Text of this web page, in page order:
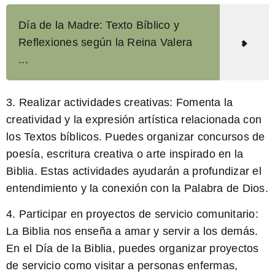
Día de la Madre: Texto Bíblico y
Reflexiones según la Reina Valera
...
3. Realizar actividades creativas: Fomenta la
creatividad y la expresión artística relacionada con
los Textos bíblicos. Puedes organizar concursos de
poesía, escritura creativa o arte inspirado en la
Biblia. Estas actividades ayudarán a profundizar el
entendimiento y la conexión con la Palabra de Dios.
4. Participar en proyectos de servicio comunitario:
La Biblia nos enseña a amar y servir a los demás.
En el Día de la Biblia, puedes organizar proyectos
de servicio como visitar a personas enfermas,